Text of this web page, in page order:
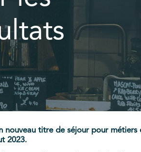
nouveau titre de séjour pour métiers
2023.